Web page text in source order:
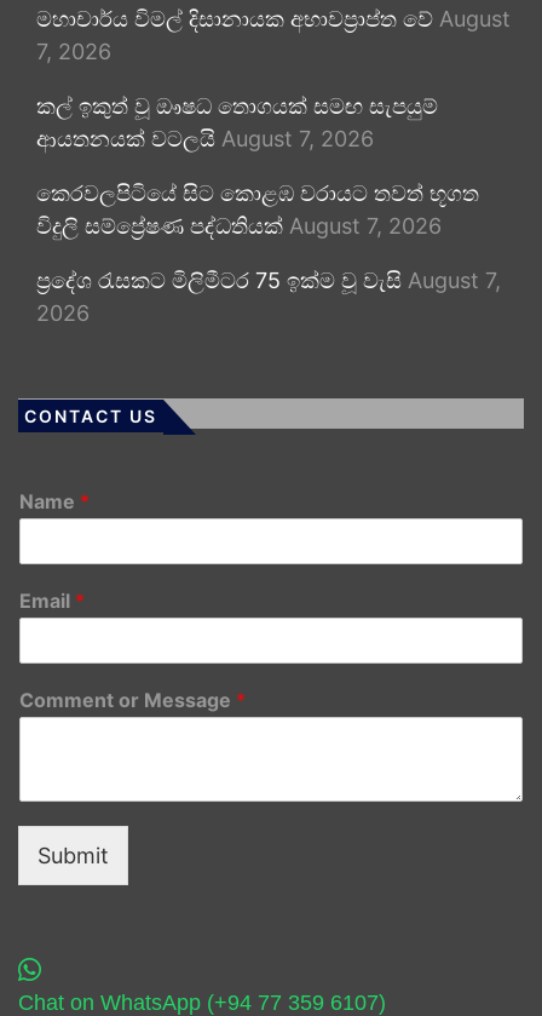
මහාචාර්ය විමල් දිසානායක අභාවප්‍රාප්ත වේ August
7, 2026
කල් ඉකුත් වූ ඖෂධ තොගයක් සමඟ සැපයුම්
ආයතනයක් වටලයි August 7, 2026
කෙරවලපිටියේ සිට කොළඹ වරායට තවත් භූගත
විදුලි සම්ප්‍රේෂණ පද්ධතියක් August 7, 2026
ප්‍රදේශ රැසකට මිලිමීටර 75 ඉක්ම වූ වැසි August 7,
2026
CONTACT US
Name *
Email *
Comment or Message *
Submit
Chat on WhatsApp (+94 77 359 6107)